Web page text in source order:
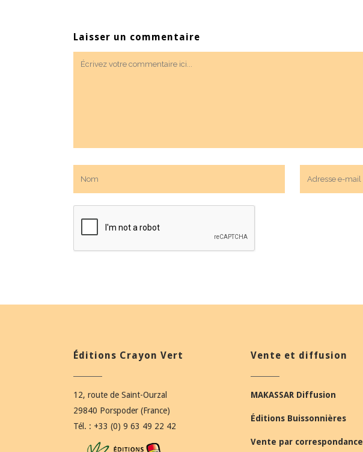
Laisser un commentaire
Éditions Crayon Vert
12, route de Saint-Ourzal
29840 Porspoder (France)
Tél. : +33 (0) 9 63 49 22 42
Vente et diffusion
MAKASSAR Diffusion
Éditions Buissonnières
Vente par correspondance